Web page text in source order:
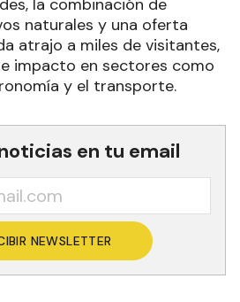
la combinación de
naturales y una oferta
atrajo a miles de visitantes,
impacto en sectores como
y el transporte.
en tu email
NEWSLETTER